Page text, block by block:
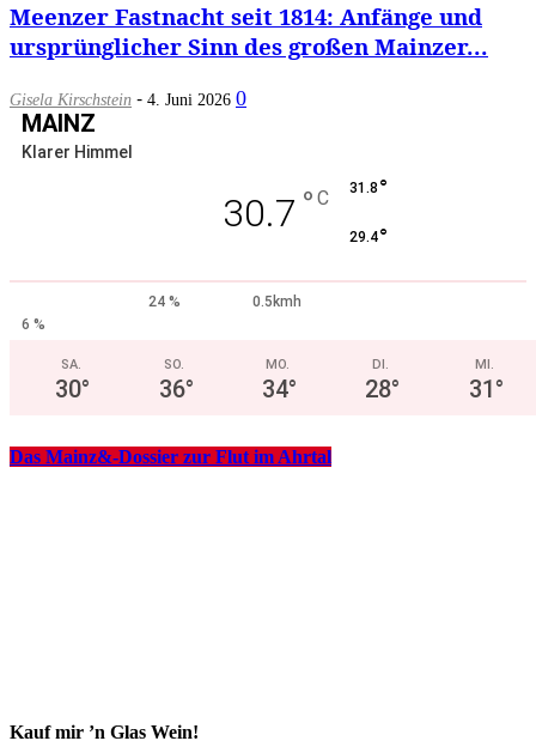
Meenzer Fastnacht seit 1814: Anfänge und
ursprünglicher Sinn des großen Mainzer...
Gisela Kirschstein - 4. Juni 2026 0
MAINZ
Klarer Himmel
30.7 ° C 31.8 °
29.4°
24 %
0.5kmh
6 %
SA.
30°
SO.
36°
MO.
34°
DI.
28°
MI.
31°
Das Mainz&-Dossier zur Flut im Ahrtal
Kauf mir ’n Glas Wein!